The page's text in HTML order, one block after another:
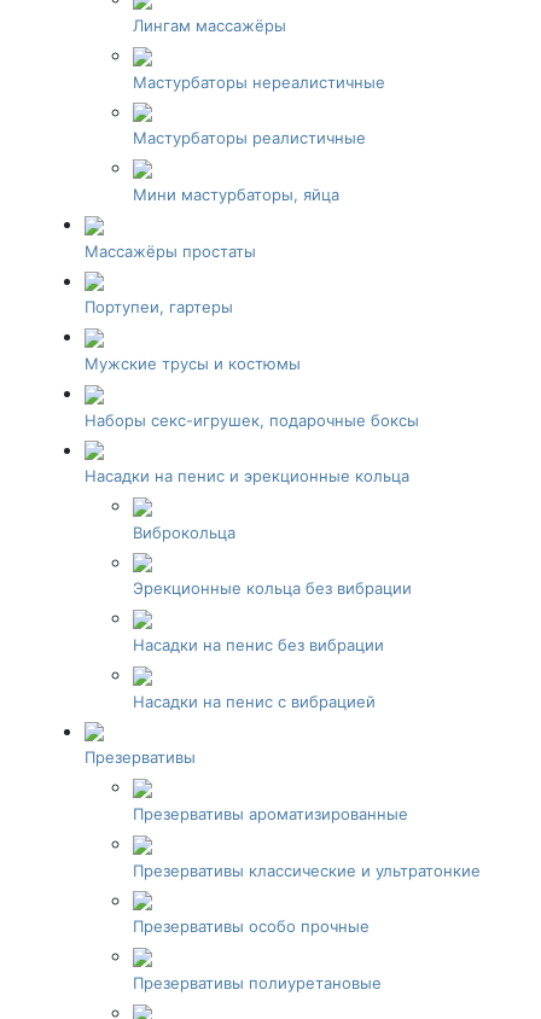
Лингам массажёры
Мастурбаторы нереалистичные
Мастурбаторы реалистичные
Мини мастурбаторы, яйца
Массажёры простаты
Портупеи, гартеры
Мужские трусы и костюмы
Наборы секс-игрушек, подарочные боксы
Насадки на пенис и эрекционные кольца
Виброкольца
Эрекционные кольца без вибрации
Насадки на пенис без вибрации
Насадки на пенис с вибрацией
Презервативы
Презервативы ароматизированные
Презервативы классические и ультратонкие
Презервативы особо прочные
Презервативы полиуретановые